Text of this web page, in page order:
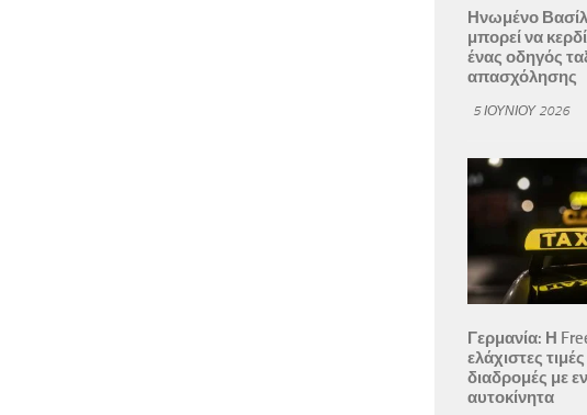
Ηνωμένο
μπορεί να
ένας οδηγός
απασχόλησης
5 ΙΟΥΝΊΟΥ 2026
Γερμανία: Η
ελάχιστες τιμές
διαδρομές με
αυτοκίνητα